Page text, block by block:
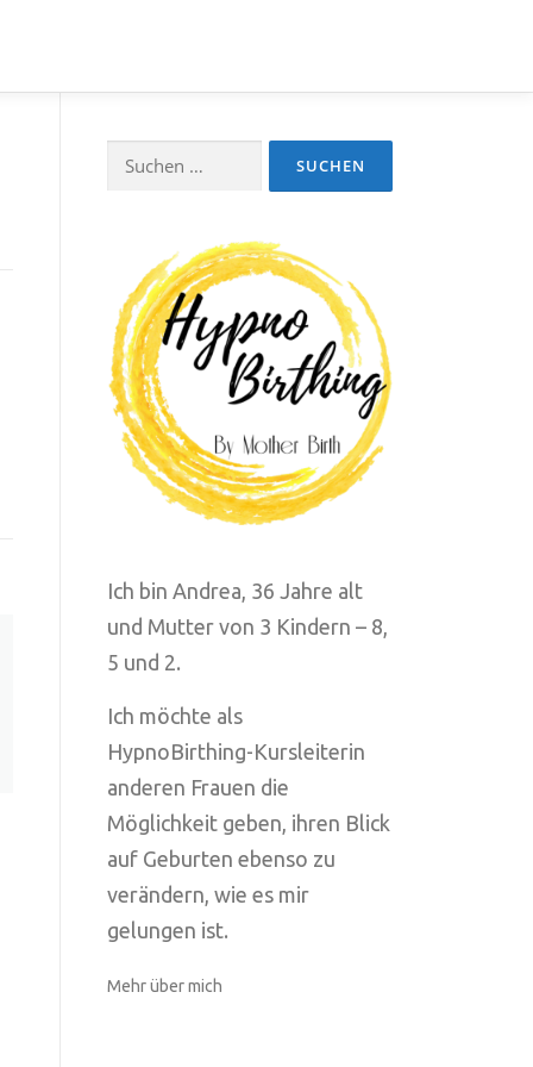
Suchen
Ich bin Andrea, 36 Jahre alt
und Mutter von 3 Kindern – 8,
5 und 2.
Ich möchte als
HypnoBirthing-Kursleiterin
anderen Frauen die
Möglichkeit geben, ihren Blick
auf Geburten ebenso zu
verändern, wie es mir
gelungen ist.
Mehr über mich